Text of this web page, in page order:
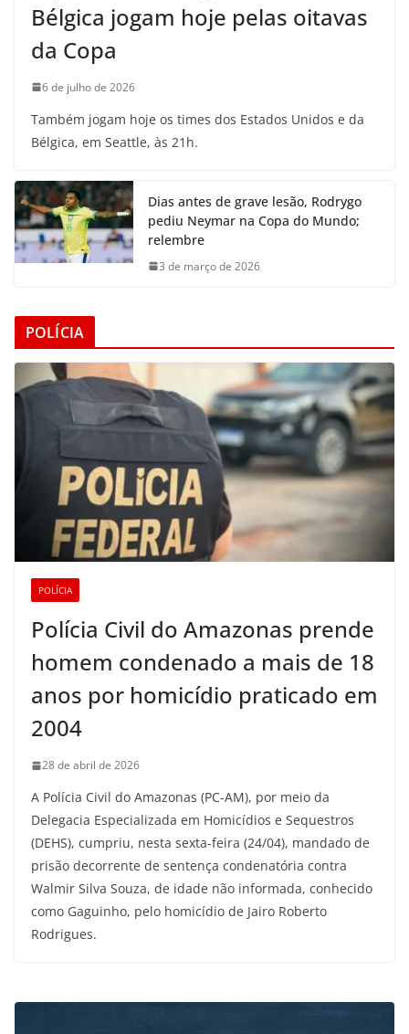
Bélgica jogam hoje pelas oitavas
da Copa
6 de julho de 2026
Também jogam hoje os times dos Estados Unidos e da
Bélgica, em Seattle, às 21h.
Dias antes de grave lesão, Rodrygo
pediu Neymar na Copa do Mundo;
relembre
3 de março de 2026
POLÍCIA
POLÍCIA
Polícia Civil do Amazonas prende
homem condenado a mais de 18
anos por homicídio praticado em
2004
28 de abril de 2026
A Polícia Civil do Amazonas (PC-AM), por meio da
Delegacia Especializada em Homicídios e Sequestros
(DEHS), cumpriu, nesta sexta-feira (24/04), mandado de
prisão decorrente de sentença condenatória contra
Walmir Silva Souza, de idade não informada, conhecido
como Gaguinho, pelo homicídio de Jairo Roberto
Rodrigues.